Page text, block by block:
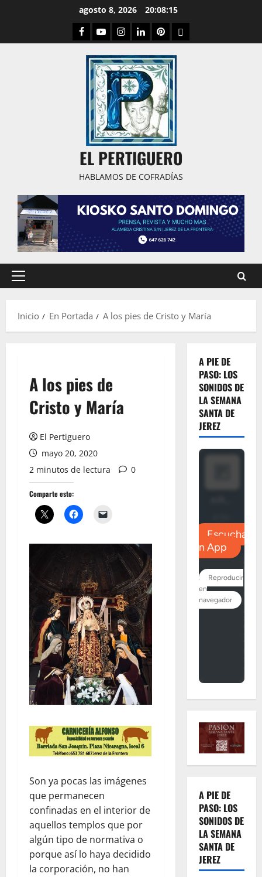
agosto 8, 2026 20:08:16
Facebook
YoutubeInstagram
LinkedPinterestDribbble
EL PERTIGUERO
HABLAMOS DE COFRADÍAS
Menú
Inicio
En Portada A los pies de Cristo y María
A los pies de
Cristo y María
El Pertiguero
mayo 20, 2020
2 minutos de lectura
0
Comparte esto:
Son ya pocas las imágenes
que permanecen
confinadas en el interior de
aquellos templos que por
algún tipo de normativa o
porque así lo haya decidido
la corporación, no han
A PIE DE
PASO: LOS
SONIDOS DE
LA SEMANA
SANTA DE
JEREZ
A PIE DE
PASO: LOS
SONIDOS DE
LA SEMANA
SANTA DE
JEREZ